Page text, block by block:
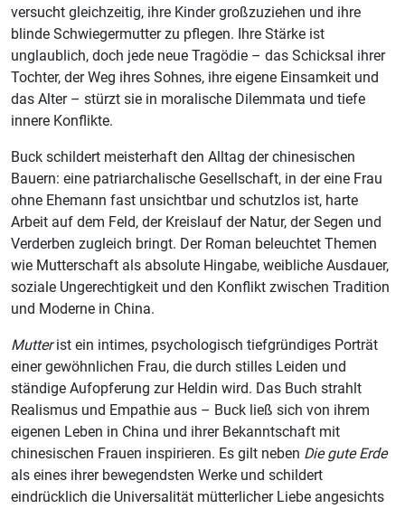
versucht gleichzeitig, ihre Kinder großzuziehen und ihre
blinde Schwiegermutter zu pflegen. Ihre Stärke ist
unglaublich, doch jede neue Tragödie – das Schicksal ihrer
Tochter, der Weg ihres Sohnes, ihre eigene Einsamkeit und
das Alter – stürzt sie in moralische Dilemmata und tiefe
innere Konflikte.
Buck schildert meisterhaft den Alltag der chinesischen
Bauern: eine patriarchalische Gesellschaft, in der eine Frau
ohne Ehemann fast unsichtbar und schutzlos ist, harte
Arbeit auf dem Feld, der Kreislauf der Natur, der Segen und
Verderben zugleich bringt. Der Roman beleuchtet Themen
wie Mutterschaft als absolute Hingabe, weibliche Ausdauer,
soziale Ungerechtigkeit und den Konflikt zwischen Tradition
und Moderne in China.
Mutterist ein intimes, psychologisch tiefgründiges Porträt
einer gewöhnlichen Frau, die durch stilles Leiden und
ständige Aufopferung zur Heldin wird. Das Buch strahlt
Realismus und Empathie aus – Buck ließ sich von ihrem
eigenen Leben in China und ihrer Bekanntschaft mit
chinesischen Frauen inspirieren. Es gilt neben Die gute Erde
als eines ihrer bewegendsten Werke und schildert
eindrücklich die Universalität mütterlicher Liebe angesichts